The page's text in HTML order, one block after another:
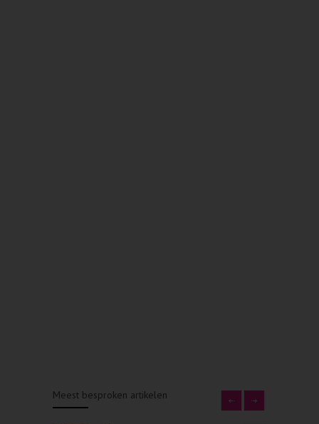
Meest besproken artikelen